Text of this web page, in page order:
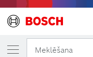
Meklēšana